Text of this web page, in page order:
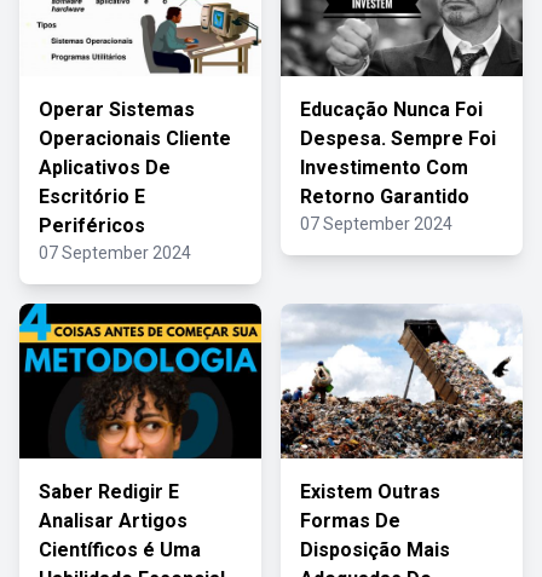
Operar Sistemas
Operacionais Cliente
Aplicativos De
Escritório E
Periféricos
07 September 2024
Educação Nunca Foi
Despesa. Sempre Foi
Investimento Com
Retorno Garantido
07 September 2024
Saber Redigir E
Analisar Artigos
Científicos é Uma
Existem Outras
Formas De
Disposição Mais